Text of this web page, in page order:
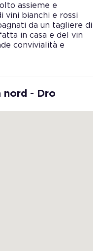
assieme e
vini bianchi e rossi
da un tagliere di
in casa e del vin
convivialità e
nord - Dro